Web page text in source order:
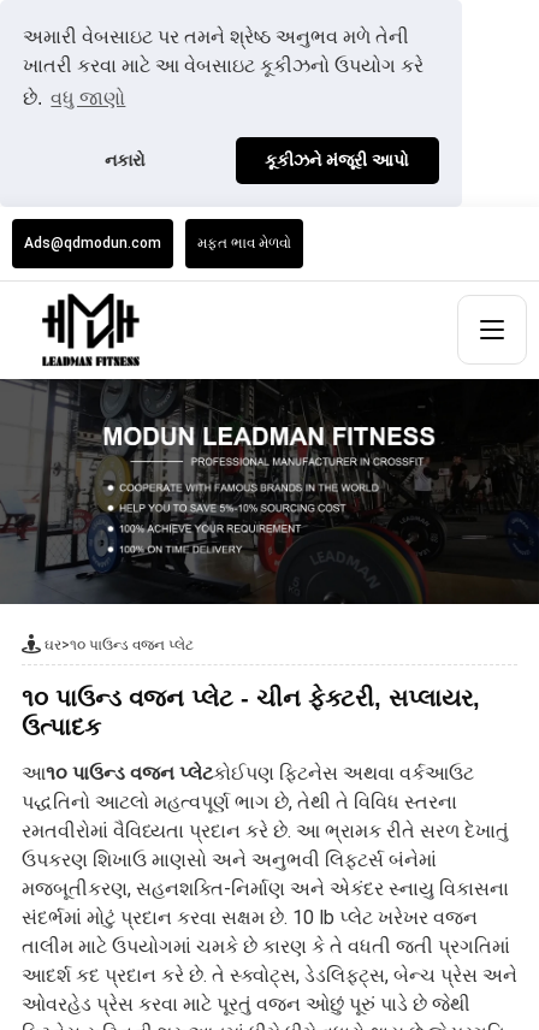
અમારી વેબસાઇટ પર તમને શ્રેષ્ઠ અનુભવ મળે તેની
ખાતરી કરવા માટે આ વેબસાઇટ કૂકીઝનો ઉપયોગ કરે
છે. વધુ જાણો
નકારો કૂકીઝને મંજૂરી આપો
Ads@qdmodun.com મફત ભાવ મેળવો
ઘર>૧૦ પાઉન્ડ વજન પ્લેટ
૧૦ પાઉન્ડ વજન પ્લેટ - ચીન ફેક્ટરી, સપ્લાયર,
ઉત્પાદક
આ૧૦ પાઉન્ડ વજન પ્લેટકોઈપણ ફિટનેસ અથવા વર્કઆઉટ
પદ્ધતિનો આટલો મહત્વપૂર્ણ ભાગ છે, તેથી તે વિવિધ સ્તરના
રમતવીરોમાં વૈવિધ્યતા પ્રદાન કરે છે. આ ભ્રામક રીતે સરળ દેખાતું
ઉપકરણ શિખાઉ માણસો અને અનુભવી લિફ્ટર્સ બંનેમાં
મજબૂતીકરણ, સહનશક્તિ-નિર્માણ અને એકંદર સ્નાયુ વિકાસના
સંદર્ભમાં મોટું પ્રદાન કરવા સક્ષમ છે. 10 lb પ્લેટ ખરેખર વજન
તાલીમ માટે ઉપયોગમાં ચમકે છે કારણ કે તે વધતી જતી પ્રગતિમાં
આદર્શ કદ પ્રદાન કરે છે. તે સ્ક્વોટ્સ, ડેડલિફ્ટ્સ, બેન્ચ પ્રેસ અને
ઓવરહેડ પ્રેસ કરવા માટે પૂરતું વજન ઓછું પૂરું પાડે છે જેથી